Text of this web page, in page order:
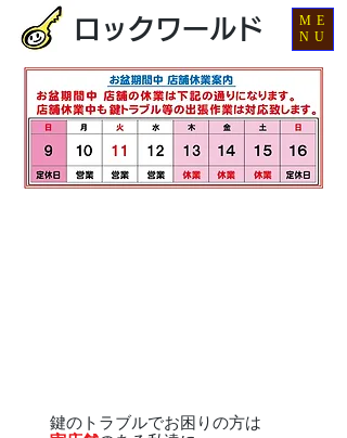
ロックワールド
鍵のトラブルでお困りの方は
ME
NU